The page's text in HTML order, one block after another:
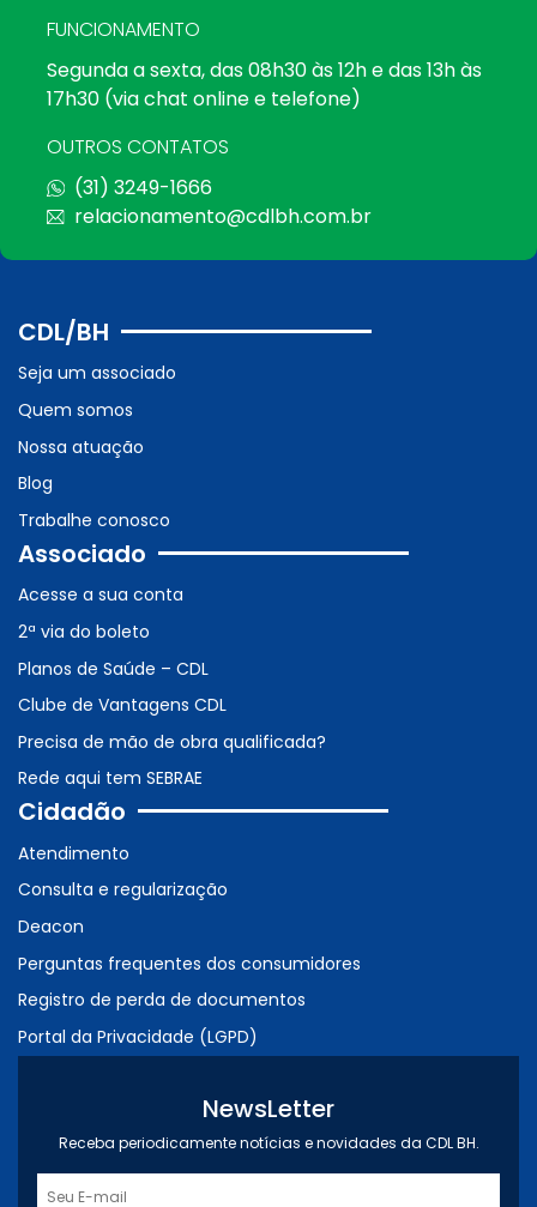
FUNCIONAMENTO
Segunda a sexta, das 08h30 às 12h e das 13h às
17h30 (via chat online e telefone)
OUTROS CONTATOS
(31) 3249-1666
relacionamento@cdlbh.com.br
CDL/BH
Seja um associado
Quem somos
Nossa atuação
Blog
Trabalhe conosco
Associado
Acesse a sua conta
2ª via do boleto
Planos de Saúde – CDL
Clube de Vantagens CDL
Precisa de mão de obra qualificada?
Rede aqui tem SEBRAE
Cidadão
Atendimento
Consulta e regularização
Deacon
Perguntas frequentes dos consumidores
Registro de perda de documentos
Portal da Privacidade (LGPD)
NewsLetter
Receba periodicamente notícias e novidades da CDL BH.